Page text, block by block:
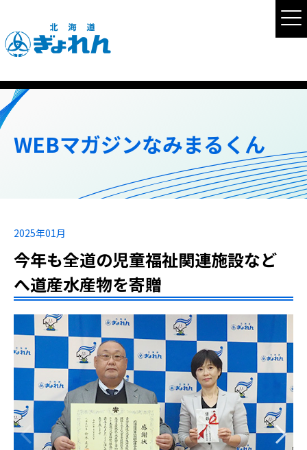
WEBマガジンなみまるくん
2025年01月
今年も全道の児童福祉関連施設など
へ道産水産物を寄贈